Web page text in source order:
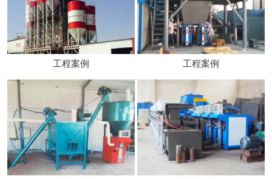
工程案例 工程案例